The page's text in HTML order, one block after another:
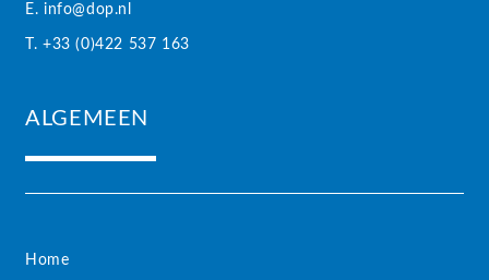
E. info@dop.nl
T. +33 (0)422 537 163
ALGEMEEN
Home